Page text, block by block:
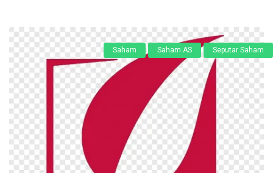
Saham Saham AS Seputar Saham